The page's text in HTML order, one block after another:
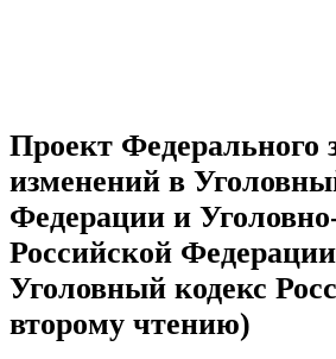
Проект Федерального
изменений в
Федерации и
Российской
Уголовный кодекс
второму чтению)